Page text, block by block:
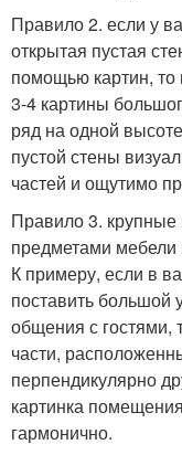
Правило 2. если у
открытая пустая
помощью картин, то
3-4 картины
ряд на одной
пустой стены
частей и ощутимо
Правило 3.
предметами мебели
К примеру, если в
поставить большой
общения с гостями,
части,
перпендикулярно
картинка
гармонично.